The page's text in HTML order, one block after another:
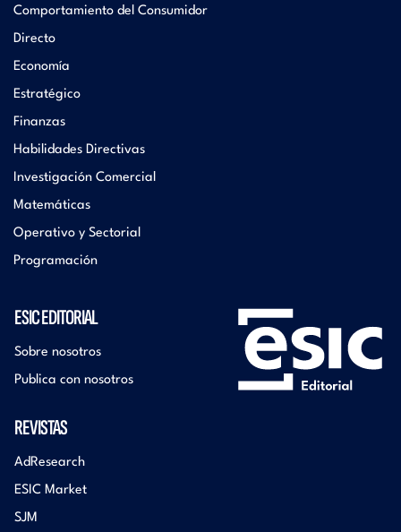
Comportamiento del Consumidor
Directo
Economía
Estratégico
Finanzas
Habilidades Directivas
Investigación Comercial
Matemáticas
Operativo y Sectorial
Programación
ESIC EDITORIAL
Sobre nosotros
Publica con nosotros
REVISTAS
AdResearch
ESIC Market
SJM